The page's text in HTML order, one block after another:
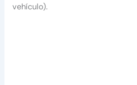
vehículo).